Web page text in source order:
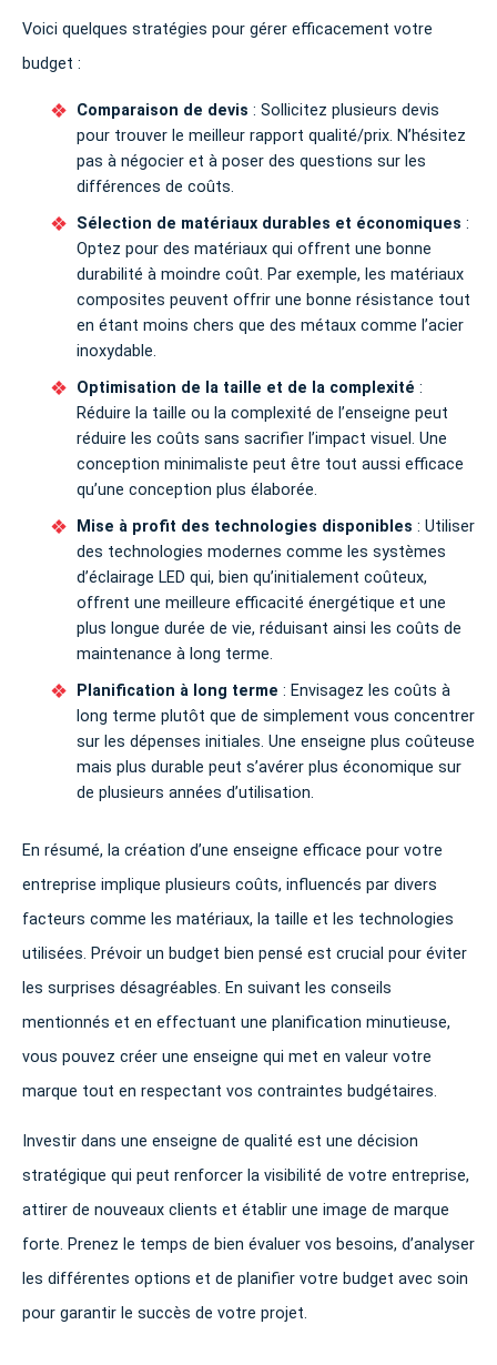
Voici quelques stratégies pour gérer efficacement votre
budget :
Comparaison de devis : Sollicitez plusieurs devis
pour trouver le meilleur rapport qualité/prix. N’hésitez
pas à négocier et à poser des questions sur les
différences de coûts.
Sélection de matériaux durables et économiques :
Optez pour des matériaux qui offrent une bonne
durabilité à moindre coût. Par exemple, les matériaux
composites peuvent offrir une bonne résistance tout
en étant moins chers que des métaux comme l’acier
inoxydable.
Optimisation de la taille et de la complexité :
Réduire la taille ou la complexité de l’enseigne peut
réduire les coûts sans sacrifier l’impact visuel. Une
conception minimaliste peut être tout aussi efficace
qu’une conception plus élaborée.
Mise à profit des technologies disponibles : Utiliser
des technologies modernes comme les systèmes
d’éclairage LED qui, bien qu’initialement coûteux,
offrent une meilleure efficacité énergétique et une
plus longue durée de vie, réduisant ainsi les coûts de
maintenance à long terme.
Planification à long terme : Envisagez les coûts à
long terme plutôt que de simplement vous concentrer
sur les dépenses initiales. Une enseigne plus coûteuse
mais plus durable peut s’avérer plus économique sur
de plusieurs années d’utilisation.
En résumé, la création d’une enseigne efficace pour votre
entreprise implique plusieurs coûts, influencés par divers
facteurs comme les matériaux, la taille et les technologies
utilisées. Prévoir un budget bien pensé est crucial pour éviter
les surprises désagréables. En suivant les conseils
mentionnés et en effectuant une planification minutieuse,
vous pouvez créer une enseigne qui met en valeur votre
marque tout en respectant vos contraintes budgétaires.
Investir dans une enseigne de qualité est une décision
stratégique qui peut renforcer la visibilité de votre entreprise,
attirer de nouveaux clients et établir une image de marque
forte. Prenez le temps de bien évaluer vos besoins, d’analyser
les différentes options et de planifier votre budget avec soin
pour garantir le succès de votre projet.